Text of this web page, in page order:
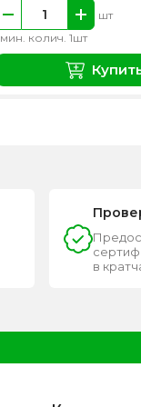
мин. колич. 1шт
шт
в